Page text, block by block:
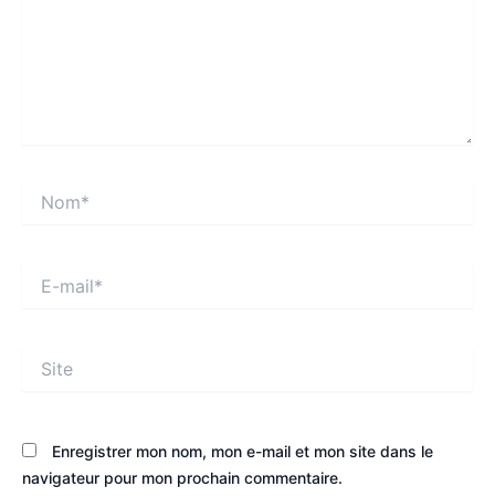
mail*
Enregistrer mon nom, mon e-mail et mon site dans le
navigateur pour mon prochain commentaire.